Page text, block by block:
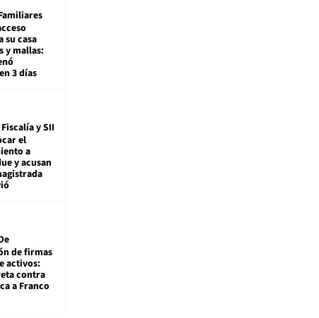
su casa
y mallas:
3 días
Fiscalía y SII
el
a
y acusan
de firmas
activos:
contra
a Franco